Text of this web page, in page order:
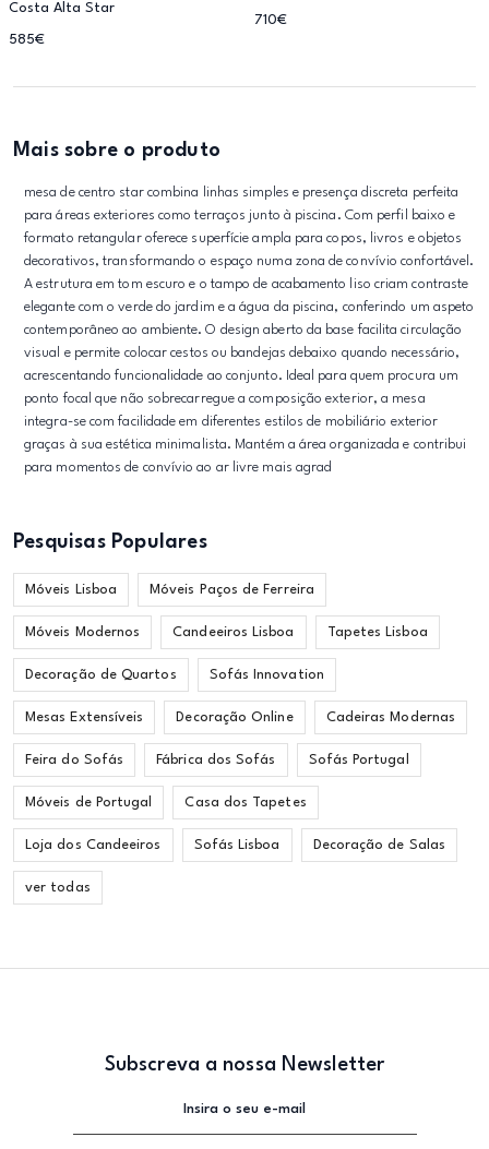
Costa Alta Star
585€
710€
Mais sobre o produto
mesa de centro star combina linhas simples e presença discreta perfeita
para áreas exteriores como terraços junto à piscina. Com perfil baixo e
formato retangular oferece superfície ampla para copos, livros e objetos
decorativos, transformando o espaço numa zona de convívio confortável.
A estrutura em tom escuro e o tampo de acabamento liso criam contraste
elegante com o verde do jardim e a água da piscina, conferindo um aspeto
contemporâneo ao ambiente. O design aberto da base facilita circulação
visual e permite colocar cestos ou bandejas debaixo quando necessário,
acrescentando funcionalidade ao conjunto. Ideal para quem procura um
ponto focal que não sobrecarregue a composição exterior, a mesa
integra-se com facilidade em diferentes estilos de mobiliário exterior
graças à sua estética minimalista. Mantém a área organizada e contribui
para momentos de convívio ao ar livre mais agrad
Pesquisas Populares
Móveis Lisboa Móveis Paços de Ferreira
Móveis Modernos Candeeiros Lisboa Tapetes Lisboa
Decoração de Quartos Sofás Innovation
Mesas Extensíveis Decoração Online Cadeiras Modernas
Feira do Sofás Fábrica dos Sofás Sofás Portugal
Móveis de Portugal Casa dos Tapetes
Loja dos Candeeiros Sofás Lisboa Decoração de Salas
ver todas
Subscreva a nossa Newsletter